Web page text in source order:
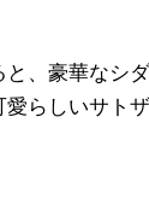
、豪華なシ
愛らしいサト